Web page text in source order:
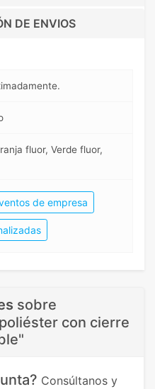
DE ENVIOS
fluor, Verde fluor,
de empresa
sobre
con cierre
Consúltanos y